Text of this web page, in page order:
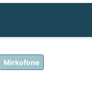
Mirkofone